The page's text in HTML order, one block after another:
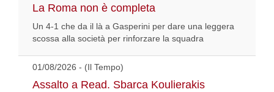
La Roma non è completa
Un 4-1 che da il là a Gasperini per dare una leggera
scossa alla società per rinforzare la squadra
01/08/2026 - (Il Tempo)
Assalto a Read. Sbarca Koulierakis